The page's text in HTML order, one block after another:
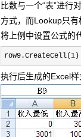
比数与一个“表”进行
方式，而Lookup只有
将上例中设置公式的
row9.CreateCell(1
执行后生成的Excel样